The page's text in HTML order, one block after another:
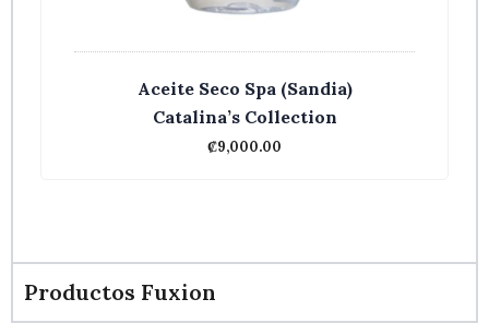
Aceite Seco Spa (Sandia)
Catalina’s Collection
₡9,000.00
Productos Fuxion